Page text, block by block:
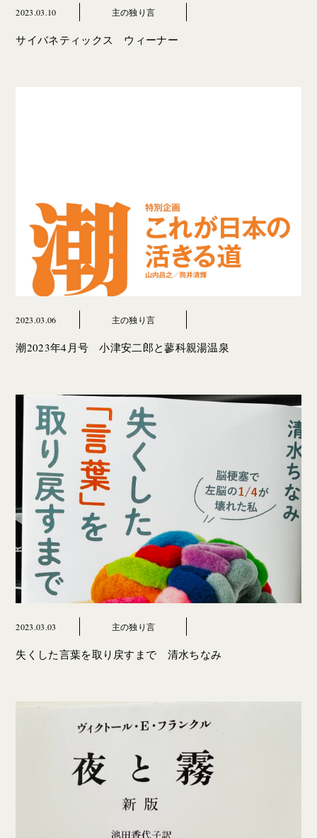
2023.03.10 主の独り言
サイバネティックス ウィーナー
2023.03.06 主の独り言
潮2023年4月号 小津安二郎と蓼科親湯温泉
2023.03.03 主の独り言
失くした言葉を取り戻すまで 清水ちなみ